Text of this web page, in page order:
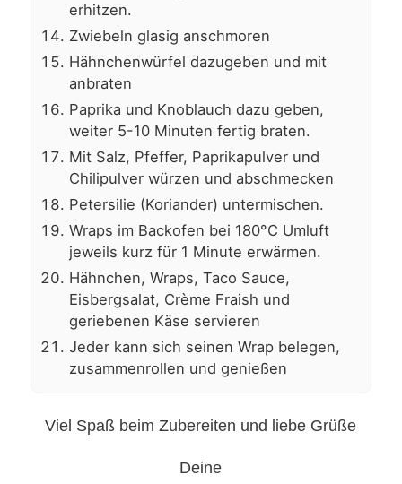
erhitzen.
Zwiebeln glasig anschmoren
Hähnchenwürfel dazugeben und mit
anbraten
Paprika und Knoblauch dazu geben,
weiter 5-10 Minuten fertig braten.
Mit Salz, Pfeffer, Paprikapulver und
Chilipulver würzen und abschmecken
Petersilie (Koriander) untermischen.
Wraps im Backofen bei 180°C Umluft
jeweils kurz für 1 Minute erwärmen.
Hähnchen, Wraps, Taco Sauce,
Eisbergsalat, Crème Fraish und
geriebenen Käse servieren
Jeder kann sich seinen Wrap belegen,
zusammenrollen und genießen
Viel Spaß beim Zubereiten und liebe Grüße
Deine